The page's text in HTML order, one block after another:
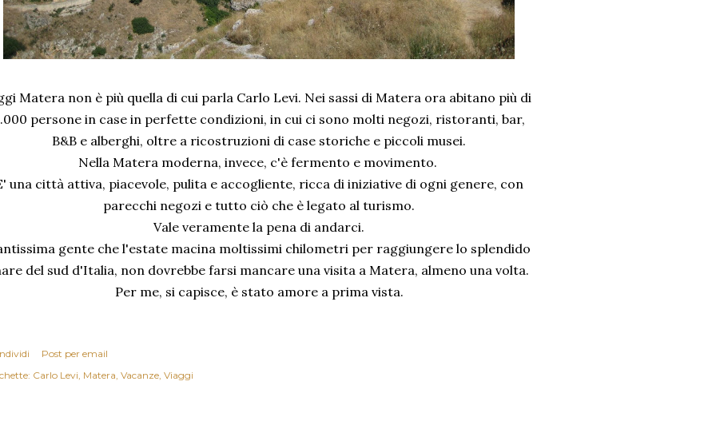
Matera non è più quella di cui parla Carlo Levi. Nei sassi di Matera ora abitano più di
persone in case in perfette condizioni, in cui ci sono molti negozi, ristoranti, bar,
B&B e alberghi, oltre a ricostruzioni di case storiche e piccoli musei.
Nella Matera moderna, invece, c'è fermento e movimento.
una città attiva, piacevole, pulita e accogliente, ricca di iniziative di ogni genere, con
parecchi negozi e tutto ciò che è legato al turismo.
Vale veramente la pena di andarci.
gente che l'estate macina moltissimi chilometri per raggiungere lo splendido
del sud d'Italia, non dovrebbe farsi mancare una visita a Matera, almeno una volta.
Per me, si capisce, è stato amore a prima vista.
Post per email
Carlo Levi Matera Vacanze Viaggi